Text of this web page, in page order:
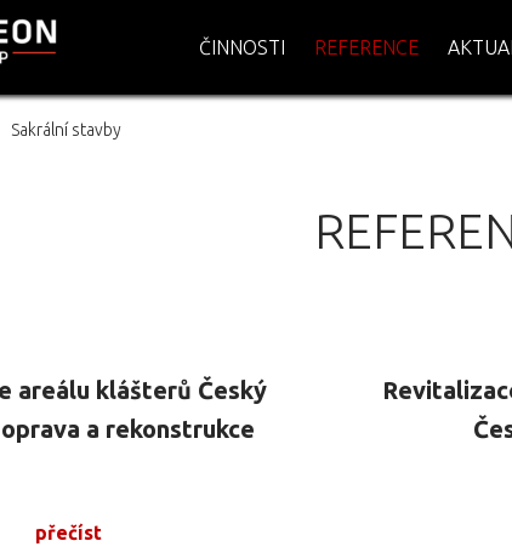
ČINNOSTI REFERENCE
Sakrální stavby
areálu klášterů Český
a rekonstrukce
přečíst